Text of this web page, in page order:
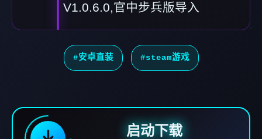
V1.0.6.0,官中步兵版导入
#安卓直装 #steam游戏
启动下载